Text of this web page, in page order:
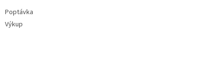
Poptávka
Výkup